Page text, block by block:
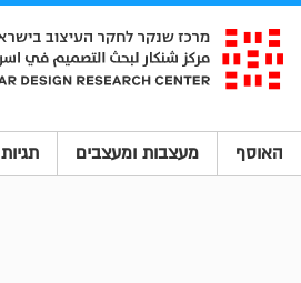
האוסף מעצבות ומעצבים תגיות